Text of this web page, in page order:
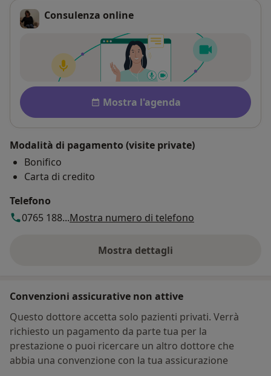
Consulenza online
Disponibilità
Mostra l'agenda
Modalità di pagamento (visite private)
Bonifico
Carta di credito
Telefono
0765 188...Mostra numero di telefono
Mostra dettagli
sull'indirizzo
Convenzioni assicurative non attive
Questo dottore accetta solo pazienti privati. Verrà
richiesto un pagamento da parte tua per la
prestazione o puoi ricercare un altro dottore che
abbia una convenzione con la tua assicurazione